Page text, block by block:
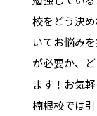
校をどう決
いてお悩み
が必要か、
ます！お気
楠根校では引